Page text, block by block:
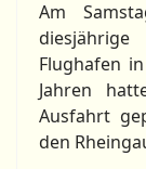
Am
diesjährige
Flughafen
Jahren
Ausfahrt
den